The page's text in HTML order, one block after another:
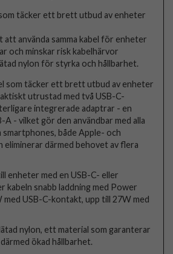
som täcker ett brett utbud av enheter
att använda samma kabel för enheter
och minskar risk kabelhärvor
nylon för styrka och hållbarhet.
som täcker ett brett utbud av enheter
utrustad med två USB-C-
integrerade adaptrar - en
A - vilket gör den användbar med alla
både Apple- och
därmed behovet av flera
enheter med en USB-C- eller
snabb laddning med Power
med USB-C-kontakt, upp till 27W med
nylon, ett material som garanterar
ökad hållbarhet.